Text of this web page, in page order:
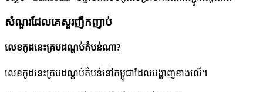
សំណួរដែលគេសួរញឹកញាប់
លេខកូដនេះគ្របដណ្តប់តំបន់ណា?
លេខកូដនេះគ្របដណ្តប់តំបន់នៅកម្ពុជាដែលបង្ហាញខាងលើ។